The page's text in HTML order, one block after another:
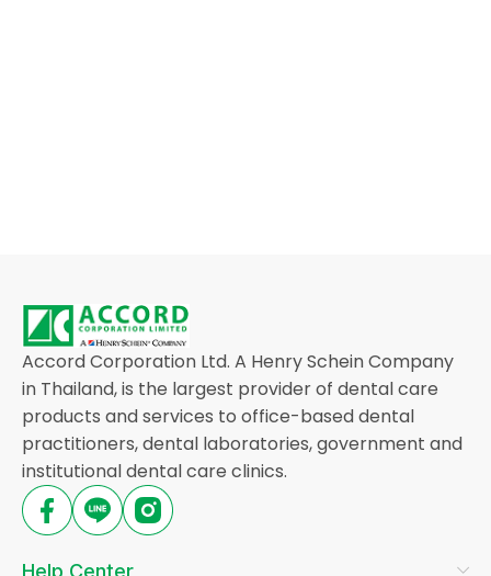
Accord Corporation Ltd. A Henry Schein Company
in Thailand, is the largest provider of dental care
products and services to office-based dental
practitioners, dental laboratories, government and
institutional dental care clinics.
Help Center